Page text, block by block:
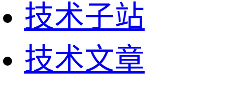
技术子站
技术文章